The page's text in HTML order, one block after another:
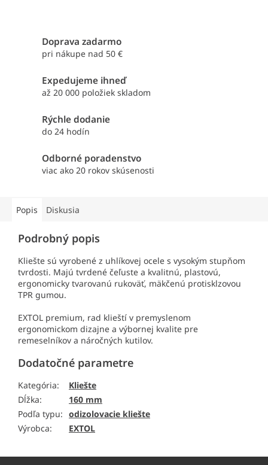
Doprava zadarmo
pri nákupe nad 50 €
Expedujeme ihneď
až 20 000 položiek skladom
Rýchle dodanie
do 24 hodín
Odborné poradenstvo
viac ako 20 rokov skúsenosti
Popis Diskusia
Podrobný popis
Kliešte sú vyrobené z uhlíkovej ocele s vysokým stupňom
tvrdosti. Majú tvrdené čeľuste a kvalitnú, plastovú,
ergonomicky tvarovanú rukoväť, mäkčenú protisklzovou
TPR gumou.
EXTOL premium, rad klieští v premyslenom
ergonomickom dizajne a výbornej kvalite pre
remeselníkov a náročných kutilov.
Dodatočné parametre
Kategória:
Kliešte
Dĺžka:
160 mm
Podľa typu: odizolovacie kliešte
Výrobca: EXTOL